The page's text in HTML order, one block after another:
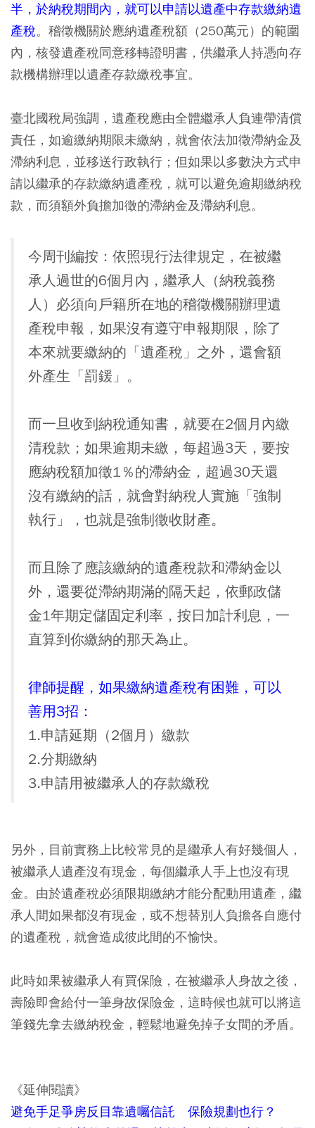
半，於納稅期間內，就可以申請以遺產中存款繳納遺
產稅。稽徵機關於應納遺產稅額（250萬元）的範圍
內，核發遺產稅同意移轉證明書，供繼承人持憑向存
款機構辦理以遺產存款繳稅事宜。
臺北國稅局強調，遺產稅應由全體繼承人負連帶清償
責任，如逾繳納期限未繳納，就會依法加徵滯納金及
滯納利息，並移送行政執行；但如果以多數決方式申
請以繼承的存款繳納遺產稅，就可以避免逾期繳納稅
款，而須額外負擔加徵的滯納金及滯納利息。
今周刊編按：依照現行法律規定，在被繼
承人過世的6個月內，繼承人（納稅義務
人）必須向戶籍所在地的稽徵機關辦理遺
產稅申報，如果沒有遵守申報期限，除了
本來就要繳納的「遺產稅」之外，還會額
外產生「罰鍰」。
而一旦收到納稅通知書，就要在2個月內繳
清稅款；如果逾期未繳，每超過3天，要按
應納稅額加徵1％的滯納金，超過30天還
沒有繳納的話，就會對納稅人實施「強制
執行」，也就是強制徵收財產。
而且除了應該繳納的遺產稅款和滯納金以
外，還要從滯納期滿的隔天起，依郵政儲
金1年期定儲固定利率，按日加計利息，一
直算到你繳納的那天為止。
律師提醒，如果繳納遺產稅有困難，可以
善用3招：
1.申請延期（2個月）繳款
2.分期繳納
3.申請用被繼承人的存款繳稅
另外，目前實務上比較常見的是繼承人有好幾個人，
被繼承人遺產沒有現金，每個繼承人手上也沒有現
金。由於遺產稅必須限期繳納才能分配動用遺產，繼
承人間如果都沒有現金，或不想替別人負擔各自應付
的遺產稅，就會造成彼此間的不愉快。
此時如果被繼承人有買保險，在被繼承人身故之後，
壽險即會給付一筆身故保險金，這時候也就可以將這
筆錢先拿去繳納稅金，輕鬆地避免掉子女間的矛盾。
《延伸閱讀》
避免手足爭房反目靠遺囑信託 保險規劃也行？